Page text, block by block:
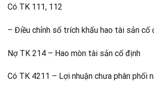
Có TK 111, 112
– Điều chỉnh số trích khấu hao tài sản cố
Nợ TK 214 – Hao mòn tài sản cố định
Có TK 4211 – Lợi nhuận chưa phân phối